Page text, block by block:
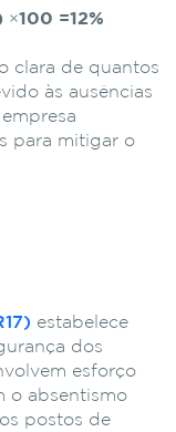
=12%
clara de quantos
às ausências
para mitigar o
estabelece
dos
esforço
o absentismo
postos de